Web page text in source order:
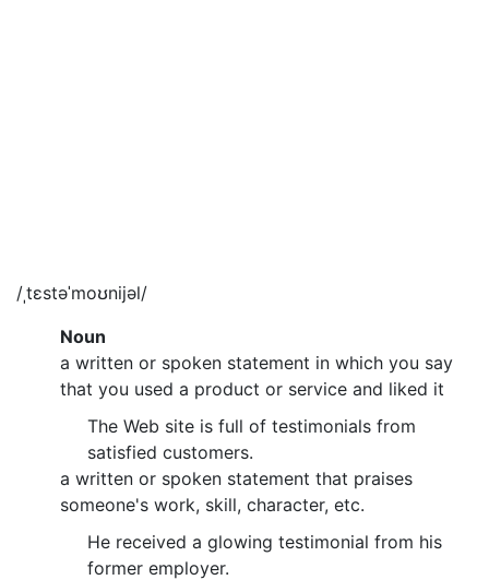
/ˌtɛstəˈmoʊnijəl/
Noun
a written or spoken statement in which you say
that you used a product or service and liked it
The Web site is full of testimonials from
satisfied customers.
a written or spoken statement that praises
someone's work, skill, character, etc.
He received a glowing testimonial from his
former employer.